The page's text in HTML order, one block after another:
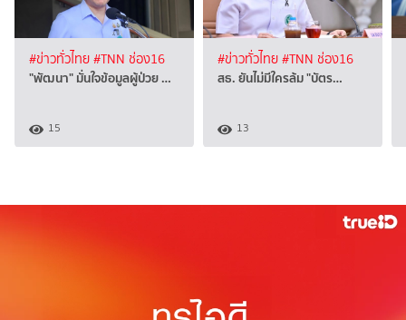
#ข่าวทั่วไทย#TNN ช่อง16
"พัฒนา" มั่นใจข้อมูลผู้ป่วย …
15
#ข่าวทั่วไทย#TNN ช่อง16
สธ. ยันไม่มีใครล้ม "บัตร…
13